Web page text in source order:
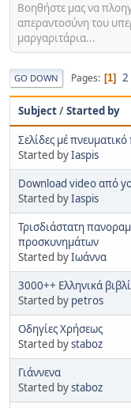
Βοηθήστε μας να
απεραντοσύνη του
μαργαριτάρια...
GO DOWN Pages 1 2
Subject/Started by
Σελίδες μέ
Started byIaspis
Download video από
Started byIaspis
Τρισδιάστατη
προσκυνημάτων
Started byΙωάννα
3000++ Ελληνικά
Started by petros
Οδηγίες Χρήσεως
Started bystaboz
Γιάννενα
Started bystaboz